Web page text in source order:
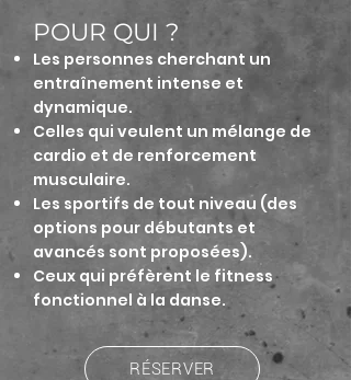
POUR QUI ?
Les personnes cherchant un
entraînement intense et
dynamique.
Celles qui veulent un mélange de
cardio et de renforcement
musculaire.
Les sportifs de tout niveau (des
options pour débutants et
avancés sont proposées).
Ceux qui préfèrent le fitness
fonctionnel à la danse.
RÉSERVER